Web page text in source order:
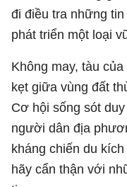
đi điều tra những
phát triển một loại
Không may, tàu
kẹt giữa vùng đất
Cơ hội sống sót
người dân địa
kháng chiến du
hãy cẩn thận với